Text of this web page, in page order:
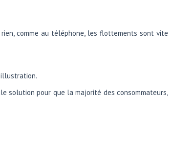
comme au téléphone, les flottements sont vite
solution pour que la majorité des consommateurs,